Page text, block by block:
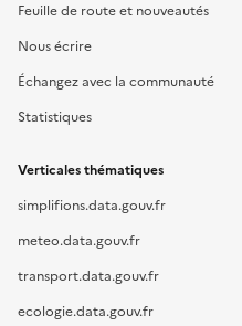
Feuille de route et nouveautés
Nous écrire
Échangez avec la communauté
Statistiques
Verticales thématiques
simplifions.data.gouv.fr
meteo.data.gouv.fr
transport.data.gouv.fr
ecologie.data.gouv.fr